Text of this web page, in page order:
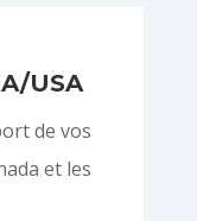
USA
de vos
et les